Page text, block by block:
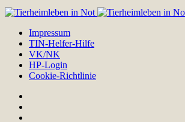
Impressum
TIN-Helfer-Hilfe
VK/NK
HP-Login
Cookie-Richtlinie